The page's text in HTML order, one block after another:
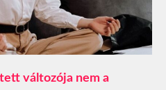
változója nem a